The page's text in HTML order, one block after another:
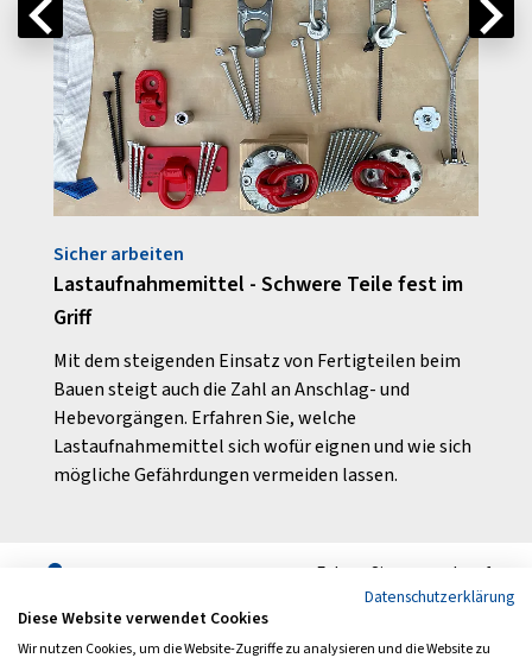
Sicher arbeiten
Lastaufnahmemittel - Schwere Teile fest im
Griff
Mit dem steigenden Einsatz von Fertigteilen beim
Bauen steigt auch die Zahl an Anschlag- und
Hebevorgängen. Erfahren Sie, welche
Lastaufnahmemittel sich wofür eignen und wie sich
mögliche Gefährdungen vermeiden lassen.
Folgen Sie uns auch auf
Datenschutzerklärung
Diese Website verwendet Cookies
Wir nutzen Cookies, um die Website-Zugriffe zu analysieren und die Website zu